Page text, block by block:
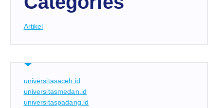
Artikel
universitasaceh.id
universitasmedan.id
universitaspadang.id